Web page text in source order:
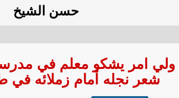
حسن الشيخ
ولي امر يشكو معلم في
شعر نجله أمام زملائه في